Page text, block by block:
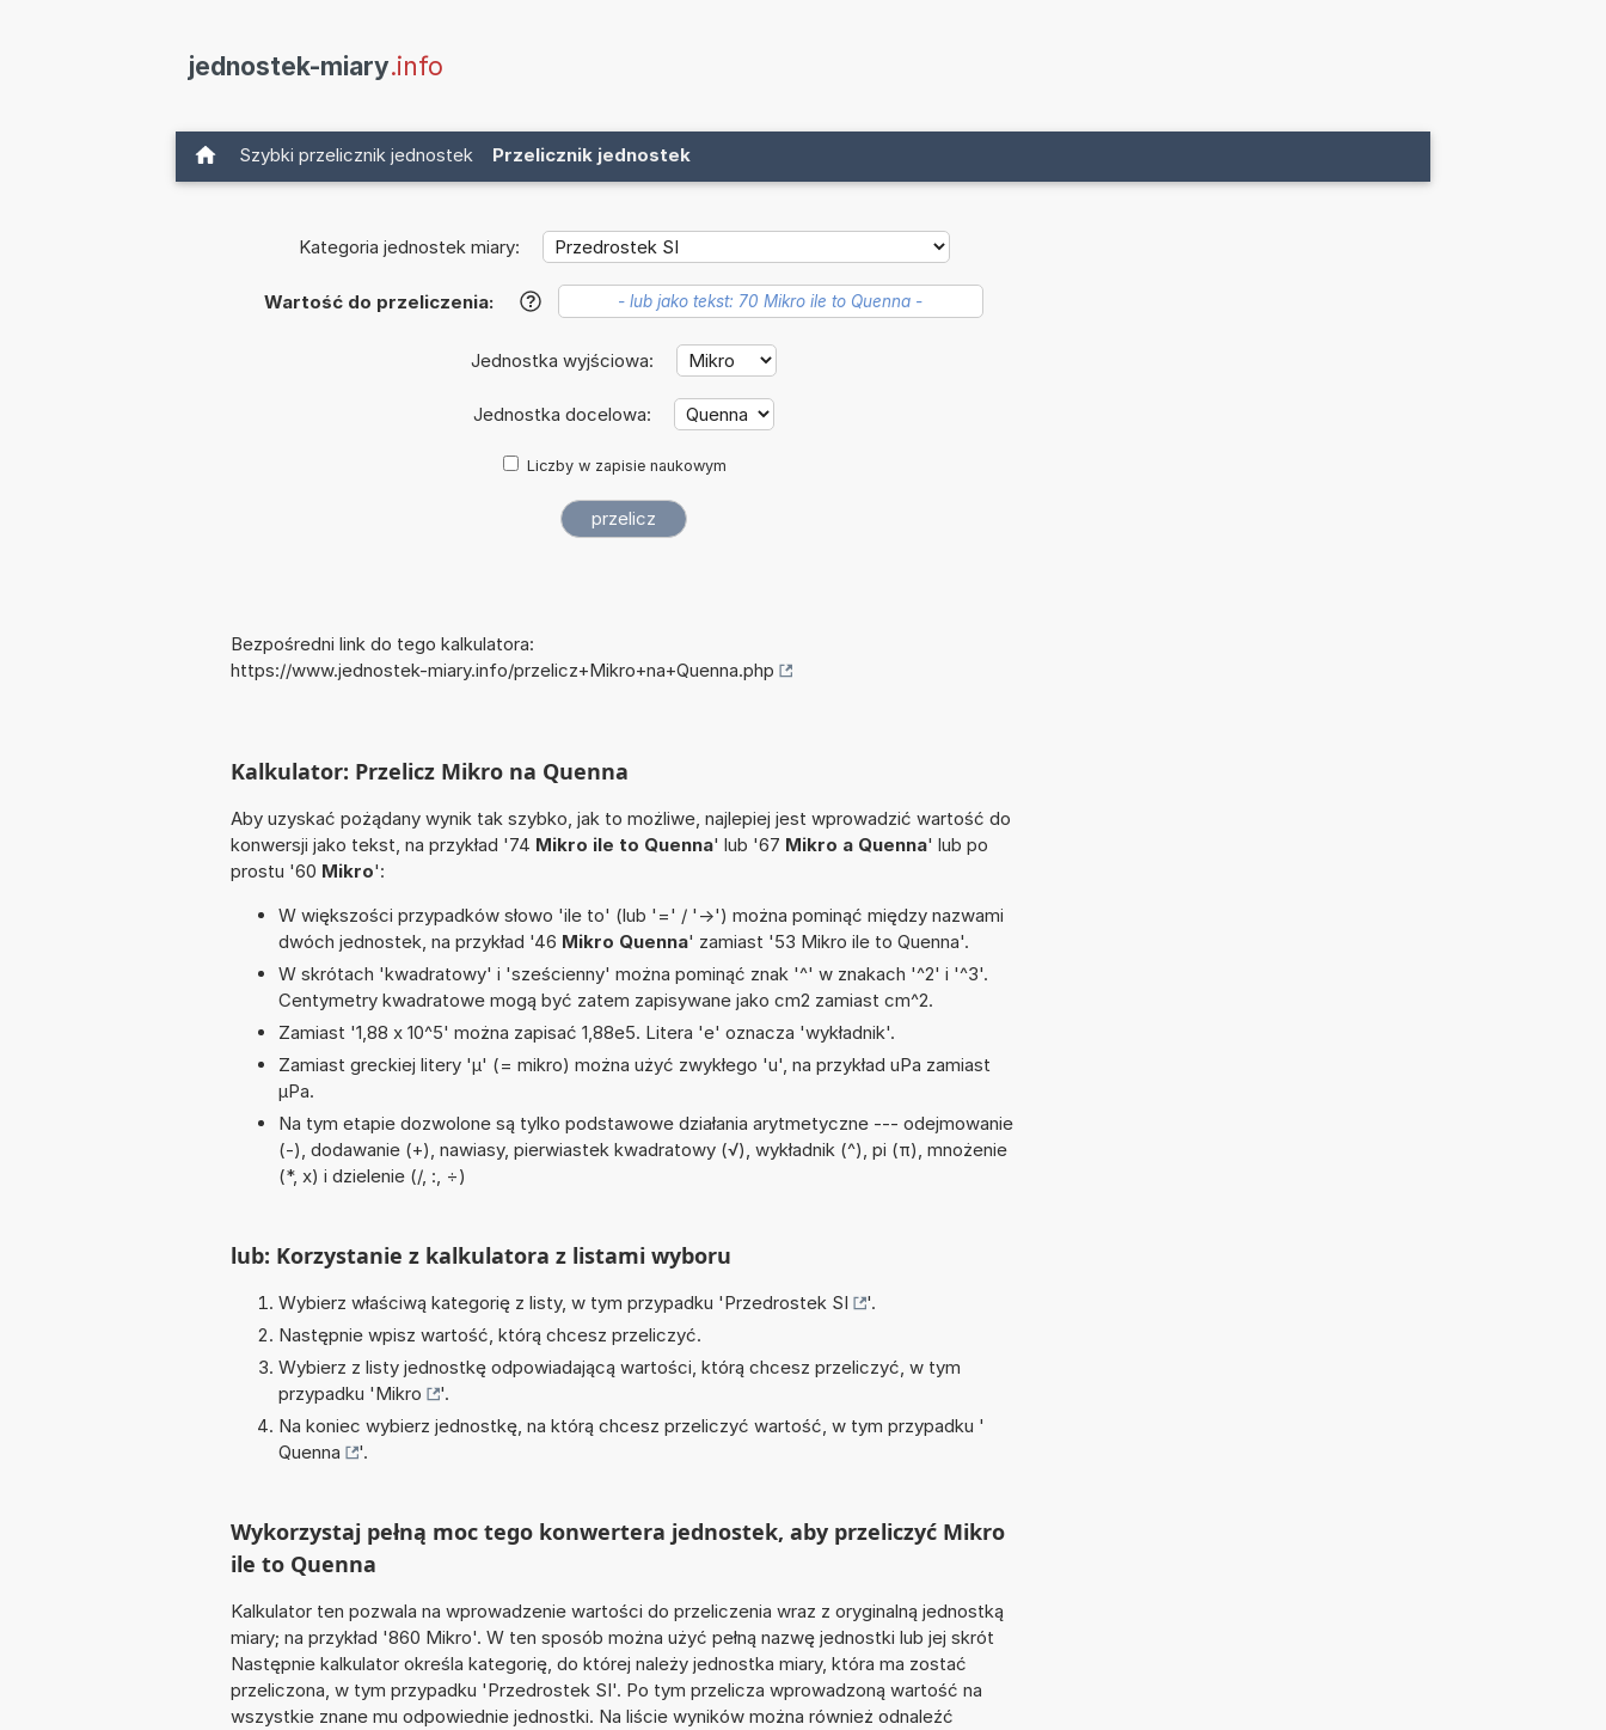
jednostek-miary.info
Szybki przelicznik jednostek Przelicznik jednostek
Kategoria jednostek miary:
Wartość do przeliczenia: ?
Jednostka wyjściowa:
Jednostka docelowa:
Liczby w zapisie naukowym
Bezpośredni link do tego kalkulatora:
https://www.jednostek-miary.info/przelicz+Mikro+na+Quenna.php
Kalkulator: Przelicz Mikro na Quenna
Aby uzyskać pożądany wynik tak szybko, jak to możliwe, najlepiej jest wprowadzić wartość do
konwersji jako tekst, na przykład '74 Mikro ile to Quenna' lub '67 Mikro a Quenna' lub po
prostu '60 Mikro':
W większości przypadków słowo 'ile to' (lub '=' / '->') można pominąć między nazwami
dwóch jednostek, na przykład '46 Mikro Quenna' zamiast '53 Mikro ile to Quenna'.
W skrótach 'kwadratowy' i 'sześcienny' można pominąć znak '^' w znakach '^2' i '^3'.
Centymetry kwadratowe mogą być zatem zapisywane jako cm2 zamiast cm^2.
Zamiast '1,88 x 10^5' można zapisać 1,88e5. Litera 'e' oznacza 'wykładnik'.
Zamiast greckiej litery 'µ' (= mikro) można użyć zwykłego 'u', na przykład uPa zamiast
µPa.
Na tym etapie dozwolone są tylko podstawowe działania arytmetyczne --- odejmowanie
(-), dodawanie (+), nawiasy, pierwiastek kwadratowy (√), wykładnik (^), pi (π), mnożenie
(*, x) i dzielenie (/, :, ÷)
lub: Korzystanie z kalkulatora z listami wyboru
Wybierz właściwą kategorię z listy, w tym przypadku 'Przedrostek SI
'.
Następnie wpisz wartość, którą chcesz przeliczyć.
Wybierz z listy jednostkę odpowiadającą wartości, którą chcesz przeliczyć, w tym
przypadku 'Mikro
'.
Na koniec wybierz jednostkę, na którą chcesz przeliczyć wartość, w tym przypadku '
Quenna
'.
Wykorzystaj pełną moc tego konwertera jednostek, aby przeliczyć Mikro
ile to Quenna
Kalkulator ten pozwala na wprowadzenie wartości do przeliczenia wraz z oryginalną jednostką
miary; na przykład '860 Mikro'. W ten sposób można użyć pełną nazwę jednostki lub jej skrót
Następnie kalkulator określa kategorię, do której należy jednostka miary, która ma zostać
przeliczona, w tym przypadku 'Przedrostek SI'. Po tym przelicza wprowadzoną wartość na
wszystkie znane mu odpowiednie jednostki. Na liście wyników można również odnaleźć